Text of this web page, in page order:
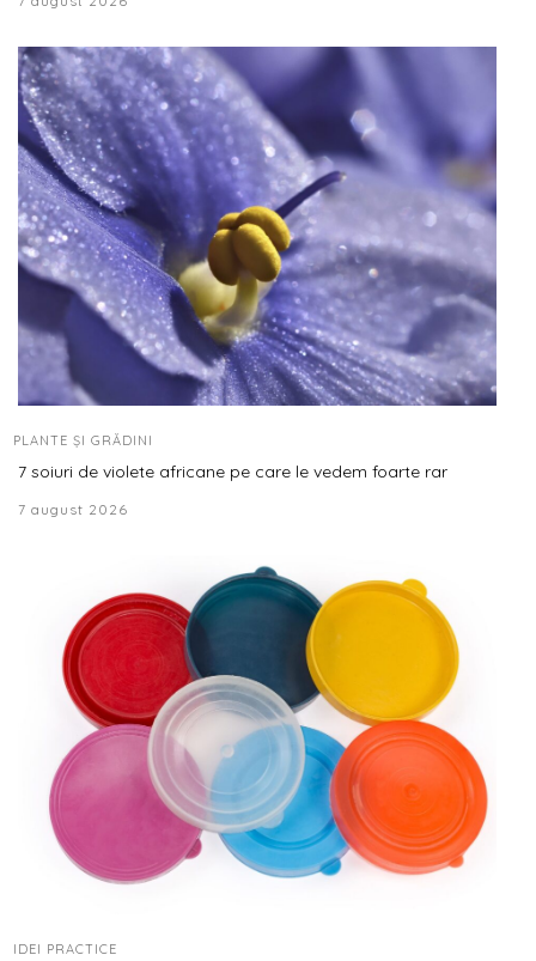
PLANTE ȘI GRĂDINI
7 soiuri de violete africane pe care le vedem foarte rar
7 august 2026
IDEI PRACTICE